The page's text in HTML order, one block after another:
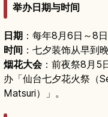
举办日期与时间
日期 ：每年8月6日～8日
时间 ：七夕装饰从早到
烟花大会：前夜祭8月5
办「仙台七夕花火祭（
Matsuri）」。